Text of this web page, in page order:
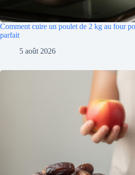
Comment cuire un poulet de 2 kg au four
parfait
5 août 2026